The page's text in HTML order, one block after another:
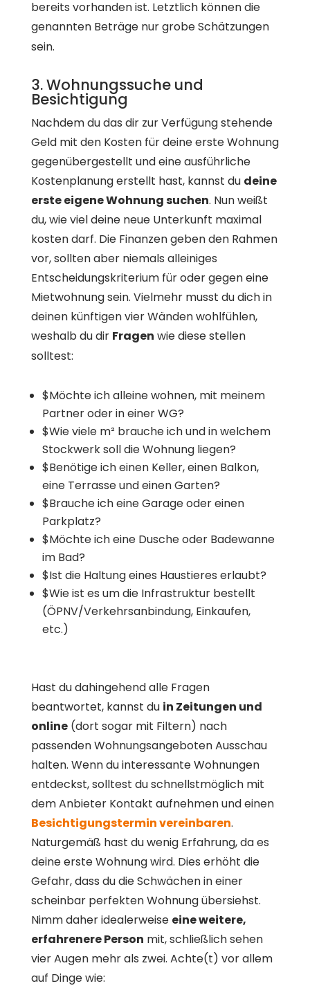
bereits vorhanden ist. Letztlich können die
genannten Beträge nur grobe Schätzungen
sein.
3. Wohnungssuche und
Besichtigung
Nachdem du das dir zur Verfügung stehende
Geld mit den Kosten für deine erste Wohnung
gegenübergestellt und eine ausführliche
Kostenplanung erstellt hast, kannst du deine
erste eigene Wohnung suchen. Nun weißt
du, wie viel deine neue Unterkunft maximal
kosten darf. Die Finanzen geben den Rahmen
vor, sollten aber niemals alleiniges
Entscheidungskriterium für oder gegen eine
Mietwohnung sein. Vielmehr musst du dich in
deinen künftigen vier Wänden wohlfühlen,
weshalb du dir Fragen wie diese stellen
solltest:
$Möchte ich alleine wohnen, mit meinem
Partner oder in einer WG?
$Wie viele m² brauche ich und in welchem
Stockwerk soll die Wohnung liegen?
$Benötige ich einen Keller, einen Balkon,
eine Terrasse und einen Garten?
$Brauche ich eine Garage oder einen
Parkplatz?
$Möchte ich eine Dusche oder Badewanne
im Bad?
$Ist die Haltung eines Haustieres erlaubt?
$Wie ist es um die Infrastruktur bestellt
(ÖPNV/Verkehrsanbindung, Einkaufen,
etc.)
Hast du dahingehend alle Fragen
beantwortet, kannst du in Zeitungen und
online(dort sogar mit Filtern) nach
passenden Wohnungsangeboten Ausschau
halten. Wenn du interessante Wohnungen
entdeckst, solltest du schnellstmöglich mit
dem Anbieter Kontakt aufnehmen und einen
Besichtigungstermin vereinbaren.
Naturgemäß hast du wenig Erfahrung, da es
deine erste Wohnung wird. Dies erhöht die
Gefahr, dass du die Schwächen in einer
scheinbar perfekten Wohnung übersiehst.
Nimm daher idealerweise eine weitere,
erfahrenere Person mit, schließlich sehen
vier Augen mehr als zwei. Achte(t) vor allem
auf Dinge wie: